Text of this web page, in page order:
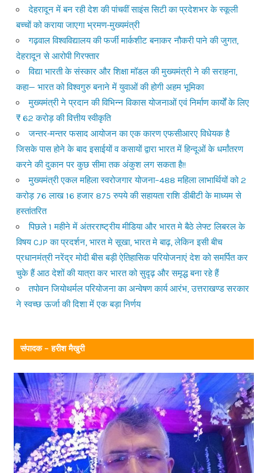
देहरादून में बन रही देश की पांचवीं साइंस सिटी का प्रदेशभर के स्कूली
बच्चों को कराया जाएगा भ्रमण-मुख्यमंत्री
गढ़वाल विश्वविद्यालय की फर्जी मार्कशीट बनाकर नौकरी पाने की जुगत,
देहरादून से आरोपी गिरफ्तार
विद्या भारती के संस्कार और शिक्षा मॉडल की मुख्यमंत्री ने की सराहना,
कहा— भारत को विश्वगुरु बनाने में युवाओं की होगी अहम भूमिका
मुख्यमंत्री ने प्रदान की विभिन्न विकास योजनाओं एवं निर्माण कार्यों के लिए
₹ 62 करोड़ की वित्तीय स्वीकृति
जन्तर-मन्तर फसाद आयोजन का एक कारण एफसीआरए विधेयक है
जिसके पास होने के बाद इसाईयों व कसायों द्वारा भारत में हिन्दूओं के धर्मांतरण
करने की दुकान पर कुछ सीमा तक अंकुश लग सकता है!!
मुख्यमंत्री एकल महिला स्वरोजगार योजना–488 महिला लाभार्थियों को 2
करोड़ 76 लाख 16 हजार 875 रुपये की सहायता राशि डीबीटी के माध्यम से
हस्तांतरित
पिछले 1 महीने में अंतरराष्ट्रीय मीडिया और भारत मे बैठे लेफ्ट लिबरल के
विषय CJP का प्रदर्शन, भारत मे सूखा, भारत मे बाढ़, लेकिन इसी बीच
प्रधानमंत्री नरेंद्र मोदी बीस बड़ी ऐतिहासिक परियोजनाएं देश को समर्पित कर
चुके हैं आठ देशों की यात्रा कर भारत को सुदृढ़ और समृद्ध बना रहे हैं
तपोवन जियोथर्मल परियोजना का अन्वेषण कार्य आरंभ, उत्तराखण्ड सरकार
ने स्वच्छ ऊर्जा की दिशा में एक बड़ा निर्णय
संपादक – हरीश मैखुरी